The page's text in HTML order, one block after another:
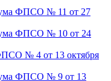
ФПСО № 11 от 27
ФПСО № 10 от 24
№ 4 от 13 октября
ФПСО № 9 от 13